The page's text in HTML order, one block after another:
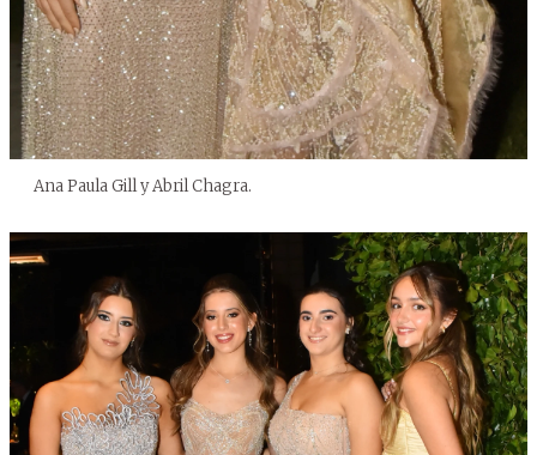
Ana Paula Gill y Abril Chagra.